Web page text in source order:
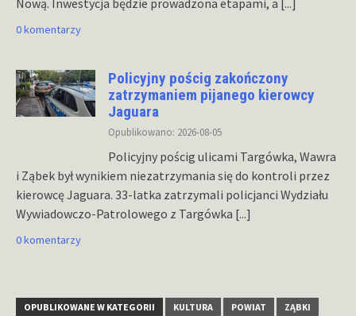
Nową. Inwestycja będzie prowadzona etapami, a [...]
0 komentarzy
Policyjny pościg zakończony
zatrzymaniem pijanego kierowcy
Jaguara
Opublikowano: 2026-08-05
Policyjny pościg ulicami Targówka, Wawra
i Ząbek był wynikiem niezatrzymania się do kontroli przez
kierowcę Jaguara. 33-latka zatrzymali policjanci Wydziału
Wywiadowczo-Patrolowego z Targówka [...]
0 komentarzy
OPUBLIKOWANE W KATEGORII KULTURA POWIAT
ZĄBKI